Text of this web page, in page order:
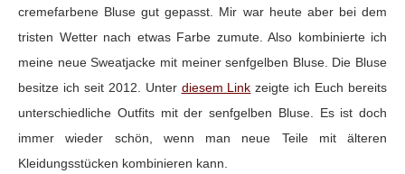
cremefarbene Bluse gut gepasst. Mir war heute aber bei dem
tristen Wetter nach etwas Farbe zumute. Also kombinierte ich
meine neue Sweatjacke mit meiner senfgelben Bluse. Die Bluse
besitze ich seit 2012. Unter diesem Link zeigte ich Euch bereits
unterschiedliche Outfits mit der senfgelben Bluse. Es ist doch
immer wieder schön, wenn man neue Teile mit älteren
Kleidungsstücken kombinieren kann.